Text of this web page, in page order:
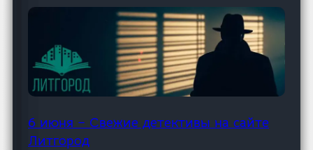
6 июня – Свежие детективы на сайте
Литгород